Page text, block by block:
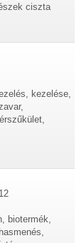
ciszta
kezelése,
biotermék,